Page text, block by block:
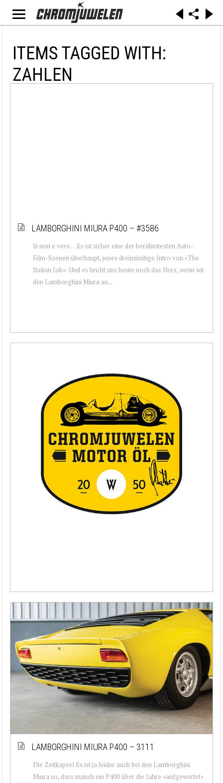
ITEMS TAGGED WITH:
ZAHLEN
LAMBORGHINI MIURA P400 – #3586
Si non e vero… Es ist sicher eine der berühmtesten Auto-
Film-Szenen überhaupt, jenes dreiminütige Intro von «The
Italian Job»: Und es bricht uns heute noch das Herz, wenn wir
den Lamborghini Miura au...
LAMBORGHINI MIURA P400 – 3111
Die Zeitkapsel Es ist ja leider auch bei den Lamborghini
Miura so, dass manch ein P400 über die Jahre «aufgewertet»